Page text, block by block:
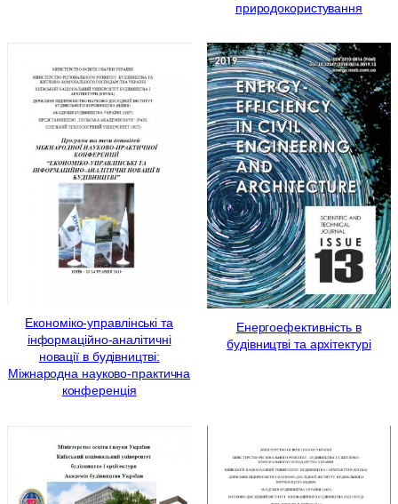
природокористування
Економіко-управлінські та
інформаційно-аналітичні
новації в будівництві:
Міжнародна науково-практична
конференція
Енергоефективність в
будівництві та архітектурі